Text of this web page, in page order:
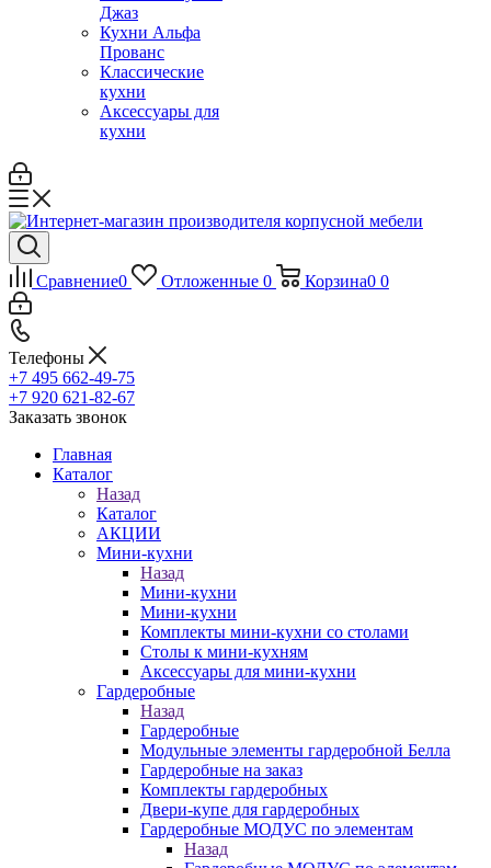
Джаз
Кухни Альфа
Прованс
Классические
кухни
Аксессуары для
кухни
Сравнение0 Отложенные 0 Корзина0 0
Телефоны
+7 495 662-49-75
+7 920 621-82-67
Заказать звонок
Главная
Каталог
Назад
Каталог
АКЦИИ
Мини-кухни
Назад
Мини-кухни
Мини-кухни
Комплекты мини-кухни со столами
Столы к мини-кухням
Аксессуары для мини-кухни
Гардеробные
Назад
Гардеробные
Модульные элементы гардеробной Белла
Гардеробные на заказ
Комплекты гардеробных
Двери-купе для гардеробных
Гардеробные МОДУС по элементам
Назад